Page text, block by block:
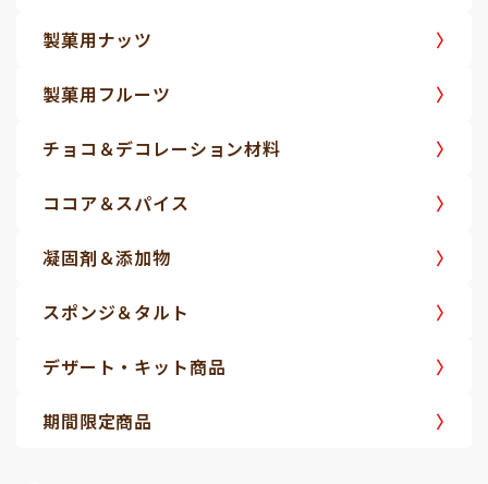
製菓用ナッツ
製菓用フルーツ
チョコ＆デコレーション材料
ココア＆スパイス
凝固剤＆添加物
スポンジ＆タルト
デザート・キット商品
期間限定商品